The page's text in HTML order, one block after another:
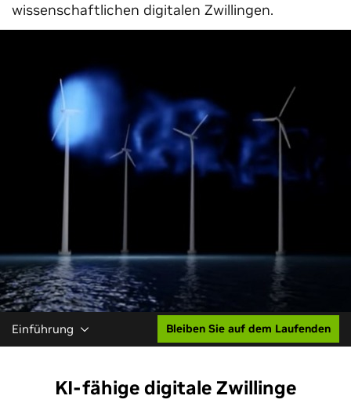
wissenschaftlichen digitalen Zwillingen.
Einführung Bleiben Sie auf dem Laufenden
KI-fähige digitale Zwillinge